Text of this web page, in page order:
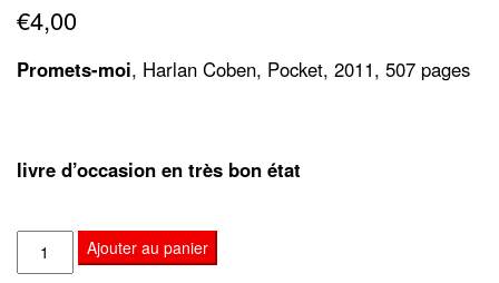
basé sur
notation
€4,00
Promets-moi, Harlan Coben, Pocket, 2011, 507 pages
livre d’occasion en très bon état
quantité
de
Ajouter au panier